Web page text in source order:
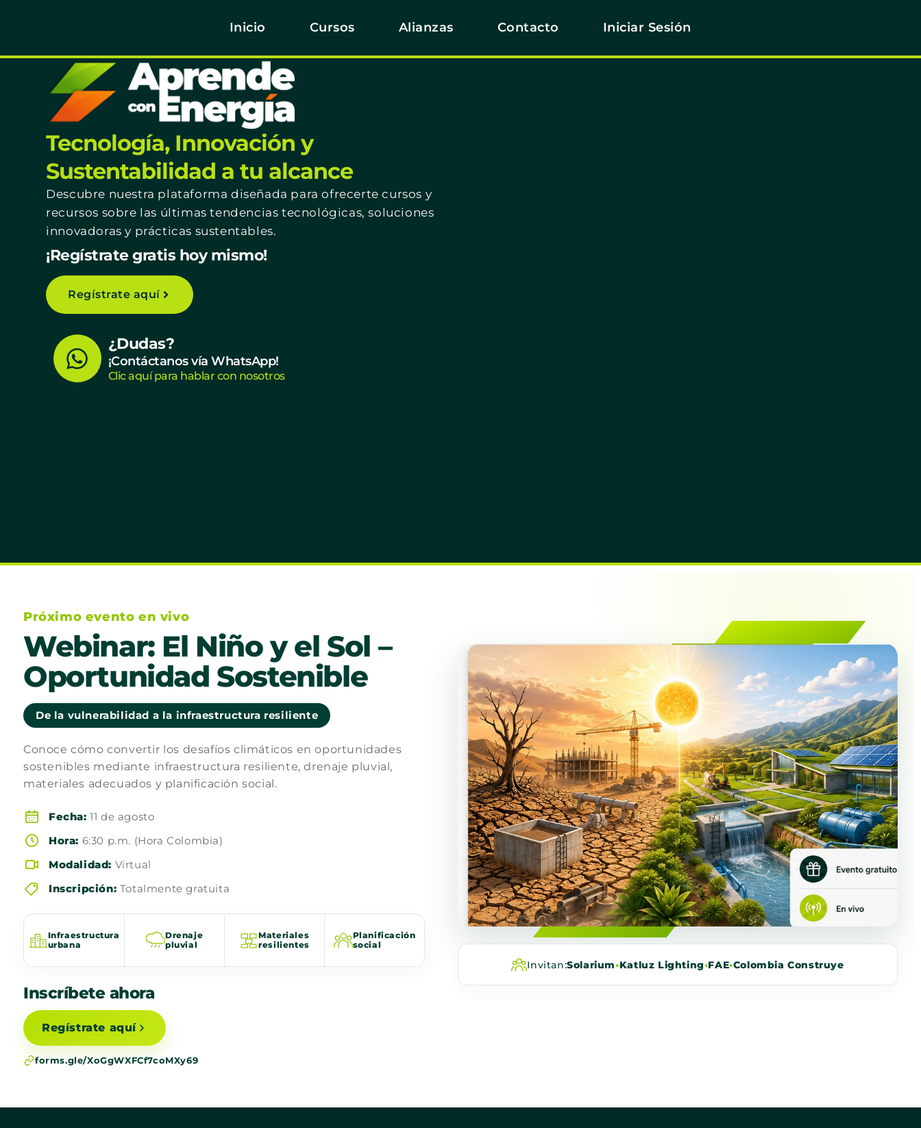
Inicio Cursos Alianzas Contacto Iniciar Sesión
Tecnología, Innovación y
Sustentabilidad a tu alcance
Descubre nuestra plataforma diseñada para ofrecerte cursos y
recursos sobre las últimas tendencias tecnológicas, soluciones
innovadoras y prácticas sustentables.
¡Regístrate gratis hoy mismo!
Regístrate aquí
W
h
¿Dudas?
¡Contáctanos vía WhatsApp!
Clic aquí para hablar con nosotros
Próximo evento en vivo
Webinar: El Niño y el Sol –
Oportunidad Sostenible
De la vulnerabilidad a la infraestructura resiliente
Conoce cómo convertir los desafíos climáticos en oportunidades
sostenibles mediante infraestructura resiliente, drenaje pluvial,
materiales adecuados y planificación social.
Fecha: 11 de agosto
Hora: 6:30 p.m. (Hora Colombia)
Modalidad: Virtual
Inscripción: Totalmente gratuita
Infraestructura
urbana
Drenaje
pluvial
Materiales
resilientes
Planificación
social
Inscríbete ahora
Regístrate aquí
forms.gle/XoGgWXFCf7coMXy69
Invitan:Solarium•Katluz Lighting•FAE•Colombia Construye